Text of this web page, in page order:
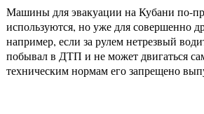
Машины для эвакуации на Кубани по-
используются, но уже для совершенно
например, если за рулем нетрезвый
побывал в ДТП и не может двигаться
техническим нормам его запрещено